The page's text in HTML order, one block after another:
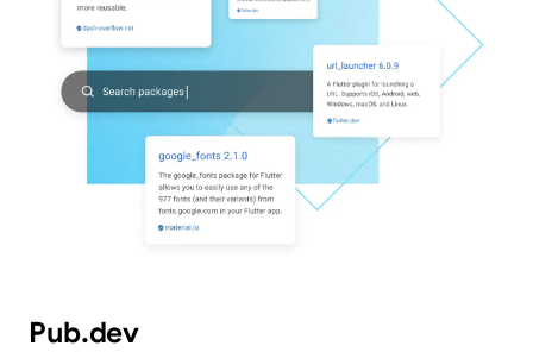
Pub.dev